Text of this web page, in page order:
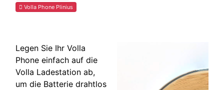
Volla Phone Plinius
Legen Sie Ihr Volla
Phone einfach auf die
Volla Ladestation ab,
um die Batterie drahtlos